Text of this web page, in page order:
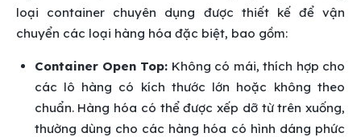
loại container chuyên dụng được thiết kế để vận
chuyển các loại hàng hóa đặc biệt, bao gồm:
Container Open Top: Không có mái, thích hợp cho
các lô hàng có kích thước lớn hoặc không theo
chuẩn. Hàng hóa có thể được xếp dỡ từ trên xuống,
thường dùng cho các hàng hóa có hình dáng phức